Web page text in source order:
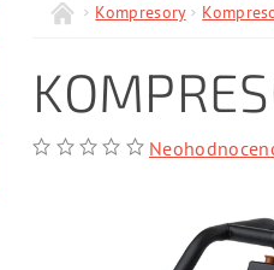
Kompresory